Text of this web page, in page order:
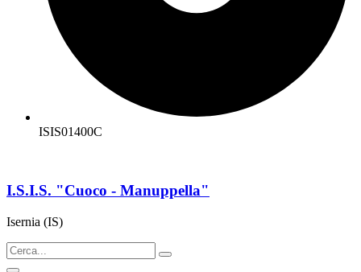
ISIS01400C
I.S.I.S. "Cuoco - Manuppella"
Isernia (IS)